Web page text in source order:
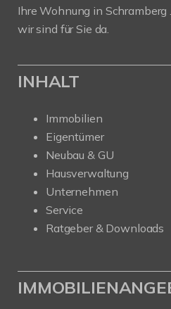
Ihre Wohnung in Schramberg
wir sind für Sie da.
INHALT
Immobilien
Eigentümer
Neubau & GU
Hausverwaltung
Unternehmen
Service
Ratgeber & Downloads